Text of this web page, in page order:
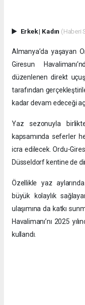
Erkek| Kadın (Haberi
Almanya’da yaşayan
Giresun
düzenlenen direkt
tarafından
kadar devam edeceği
Yaz sezonuyla
kapsamında seferler
icra edilecek. Ordu-
Düsseldorf kentine de
Özellikle yaz
büyük kolaylık
ulaşımına da katkı
Havalimanı’nı 2025
kullandı.